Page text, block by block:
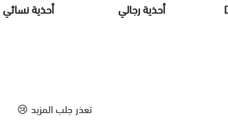
أحذية رجالي أحذية نسائي
تعذر جلب المزيد 😢